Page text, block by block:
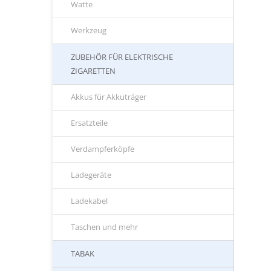
Watte
Werkzeug
ZUBEHÖR FÜR ELEKTRISCHE
ZIGARETTEN
Akkus für Akkuträger
Ersatzteile
Verdampferköpfe
Ladegeräte
Ladekabel
Taschen und mehr
TABAK